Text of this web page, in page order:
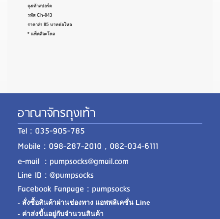
ถุงเท้าสปอร์ต
รหัส Ch-043
ราคาส่ง 85 บาทต่อโหล
* แพ็คสีละโหล
อาณาจักรถุงเท้า
Tel : 035-905-785
Mobile : 098-287-2010 , 082-034-6111
e-mail : pumpsocks@gmail.com
Line ID : @pumpsocks
Facebook Fanpage : pumpsocks
- สั่งซื้อสินค้าผ่านช่องทาง แอพพลิเคชั่น Line
- ค่าส่งขี้นอยู่กับจำนวนสินค้า